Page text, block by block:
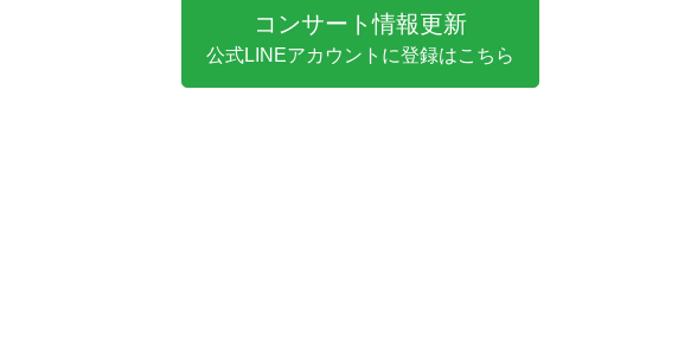
コンサート情報更新
公式LINEアカウントに登録はこちら